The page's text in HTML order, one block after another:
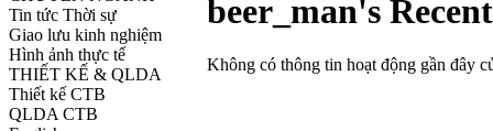
Tin tức Thời sự
Giao lưu kinh nghiệm
Hình ảnh thực tế
THIẾT KẾ & QLDA
Thiết kế CTB
QLDA CTB
beer_man's
Không có thông tin hoạt động gần đây